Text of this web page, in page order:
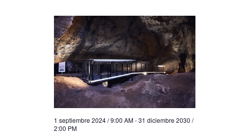
1 septiembre 2024 / 9:00 AM-31 diciembre 2030 /
2:00 PM